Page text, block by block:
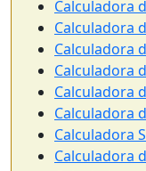
Calculadora
Calculadora
Calculadora
Calculadora
Calculadora
Calculadora
Calculadora
Calculadora